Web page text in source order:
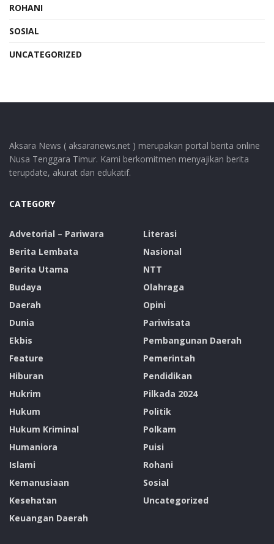
ROHANI
SOSIAL
UNCATEGORIZED
Aksara News ( aksaranews.net ) merupakan portal berita online
Nusa Tenggara Timur. Kami berkomitmen menyajikan berita
terupdate, akurat dan edukatif.
CATEGORY
Advetorial – Pariwara
Berita Lembata
Berita Utama
Budaya
Daerah
Dunia
Ekbis
Feature
Hiburan
Hukrim
Hukum
Hukum Kriminal
Humaniora
Islami
Kemanusiaan
Kesehatan
Keuangan Daerah
Literasi
Nasional
NTT
Olahraga
Opini
Pariwisata
Pembangunan Daerah
Pemerintah
Pendidikan
Pilkada 2024
Politik
Polkam
Puisi
Rohani
Sosial
Uncategorized